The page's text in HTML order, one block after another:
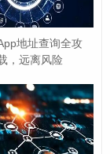
速度快，是自
是较为复杂、个
客服。
地址查询全攻
，远离风险